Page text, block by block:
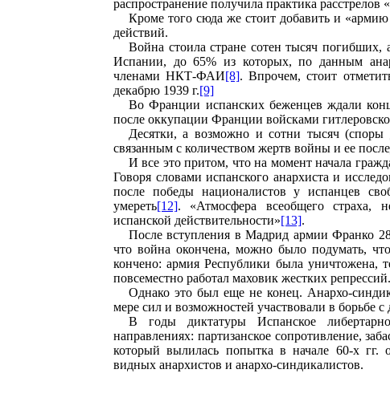
распространение получила практика расстрелов
Кроме того сюда же стоит добавить и
действий.
Война стоила стране сотен тысяч
Испании, до 65% из которых, по данным
членами НКТ-ФАИ[8]. Впрочем, стоит
декабрю 1939 г.[9]
Во Франции испанских беженцев ждали
после оккупации Франции войсками
Десятки, а возможно и сотни тысяч
связанным с количеством жертв войны и ее
И все это притом, что на момент начала
Говоря словами испанского анархиста и
после победы националистов у испанцев
умереть[12]. «Атмосфера всеобщего страха,
испанской действительности»[13].
После вступления в Мадрид армии Франко
что война окончена, можно было подумать,
кончено: армия Республики была уничтожена,
повсеместно работал маховик жестких репрессий.
Однако это был еще не конец. Анархо-
мере сил и возможностей участвовали в борьбе
В годы диктатуры Испанское
направлениях: партизанское сопротивление,
который вылилась попытка в начале 60-х гг.
видных анархистов и анархо-синдикалистов.